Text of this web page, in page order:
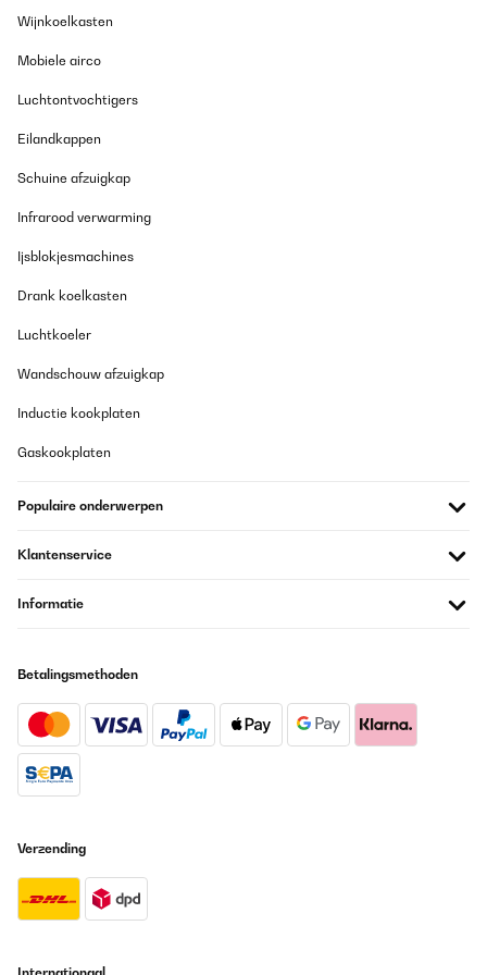
Finalmente ho trovato un buon sostituto al piano a induzione per
poggia pentole perdono la cromatura per cui bisogna fare
grande si è macchiato, non so con cosa, tanto che in nessun
consapevole che forse non durerà vent'anni come quello in vetro
Vertaal
Super Gasherd. Wir betreiben ihn mit einer Propangasflasche,
Pfannen und Töpfe bietet er sehr viel Platz. Power ist im Überfluß
trotzdem. Beim Gasanschluß musste ich ganz schön umbauen.
Amazon-Benutzer
Vertaal
Sono davvero soddisfatto. Prodotto arrivato nel tempo previsto
(dalla Germania, n.b.) e senza alcun difetto.I bruciatori hanno una
potenza impressionante, molto più alta rispetto a qualsiasi piano
Wijnkoelkasten
Mobiele airco
Luchtontvochtigers
Eilandkappen
Schuine afzuigkap
Infrarood verwarming
Ijsblokjesmachines
Drank koelkasten
Luchtkoeler
Wandschouw afzuigkap
Inductie kookplaten
Gaskookplaten
Populaire onderwerpen
Klantenservice
Informatie
Betalingsmethoden
Verzending